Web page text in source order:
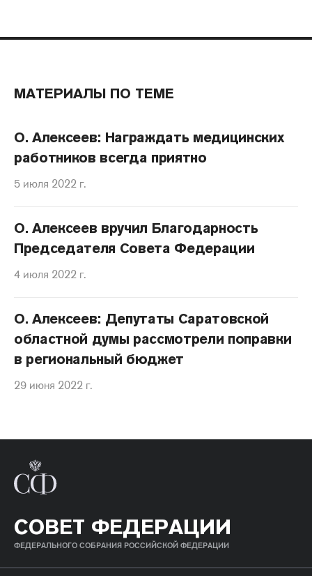
МАТЕРИАЛЫ ПО ТЕМЕ
О. Алексеев: Награждать медицинских
работников всегда приятно
5 июля 2022 г.
О. Алексеев вручил Благодарность
Председателя Совета Федерации
4 июля 2022 г.
О. Алексеев: Депутаты Саратовской
областной думы рассмотрели поправки
в региональный бюджет
29 июня 2022 г.
СОВЕТ ФЕДЕРАЦИИ
ФЕДЕРАЛЬНОГО СОБРАНИЯ РОССИЙСКОЙ ФЕДЕРАЦИИ